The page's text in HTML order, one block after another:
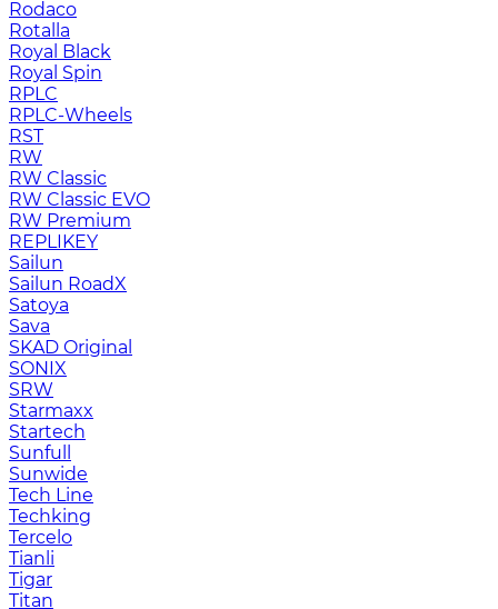
Rodaco
Rotalla
Royal Black
Royal Spin
RPLC
RPLC-Wheels
RST
RW
RW Classic
RW Classic EVO
RW Premium
RЕPLIKEY
Sailun
Sailun RoadX
Satoya
Sava
SKAD Original
SONIX
SRW
Starmaxx
Startech
Sunfull
Sunwide
Tech Line
Techking
Tercelo
Tianli
Tigar
Titan